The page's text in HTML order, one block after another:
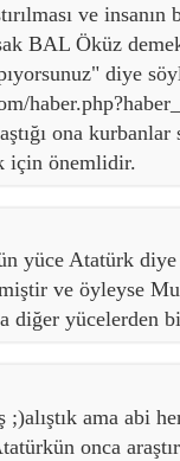
ve
BAL Öküz
diye
ona
için önemlidir.
yüce Atatürk
ve öyleyse
diğer yücelerden
ama abi
onca